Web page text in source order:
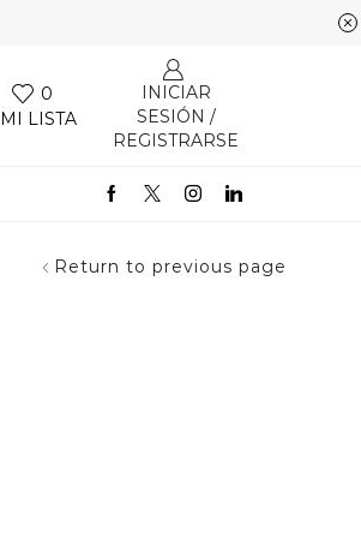
0
MI LISTA
INICIAR
SESIÓN /
REGISTRARSE
Return to previous page